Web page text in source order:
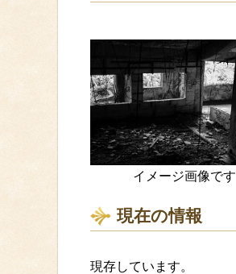
イメージ画像です
現在の情報
現存しています。